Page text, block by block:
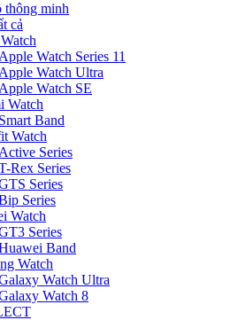
minh
cả
Apple Watch Series 11
Apple Watch Ultra
Apple Watch SE
Watch
Smart Band
Watch
Active Series
Rex Series
Series
Series
Watch
Series
Band
Watch
Watch Ultra
Watch 8